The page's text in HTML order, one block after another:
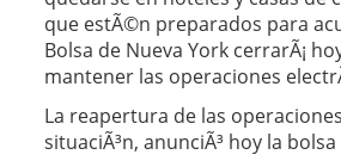
Operar 29/06/2026
Crear empresa
29/05/2026
CÃ³mo afrontar
26/05/2026
que estÃ©n preparados para
Bolsa de Nueva York cerrarÃ¡
mantener las operaciones
La reapertura de las
situaciÃ³n, anunciÃ³ hoy la